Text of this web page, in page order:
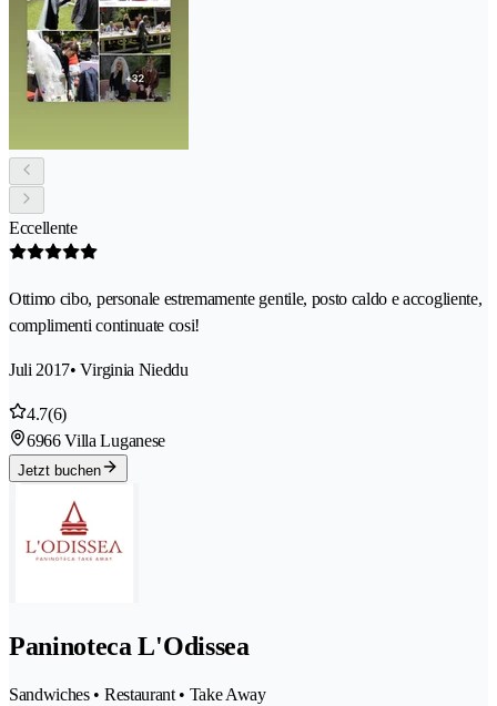
Eccellente
Ottimo cibo, personale estremamente gentile, posto caldo e accogliente,
complimenti continuate cosi!
Juli 2017• Virginia Nieddu
4.7(6)
6966 Villa Luganese
Jetzt buchen
Paninoteca L'Odissea
Sandwiches • Restaurant • Take Away